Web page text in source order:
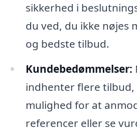
sikkerhed i
du ved, du ikke nøjes
og bedste tilbud.
Kundebedømmelser:
indhenter flere
mulighed for at
referencer eller se